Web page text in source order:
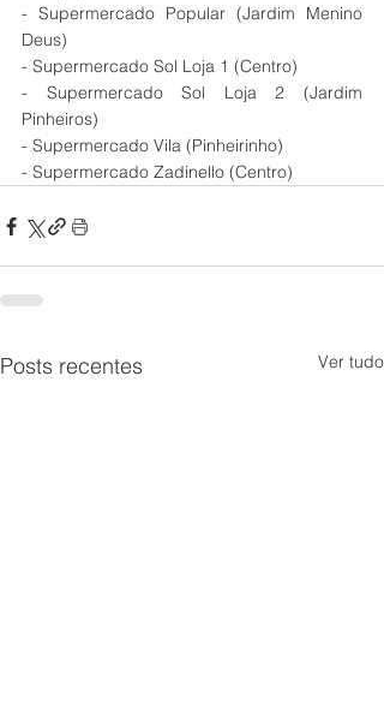
- Supermercado Popular (Jardim Menino
Deus)
- Supermercado Sol Loja 1 (Centro)
- Supermercado Sol Loja 2 (Jardim
Pinheiros)
- Supermercado Vila (Pinheirinho)
- Supermercado Zadinello (Centro)
Posts recentes Ver tudo